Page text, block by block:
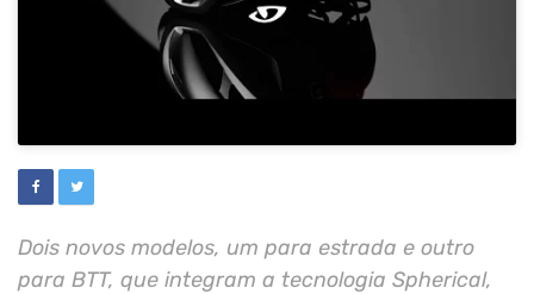
Dois novos modelos, um para estrada e outro
para BTT, que integram a tecnologia Spherical,